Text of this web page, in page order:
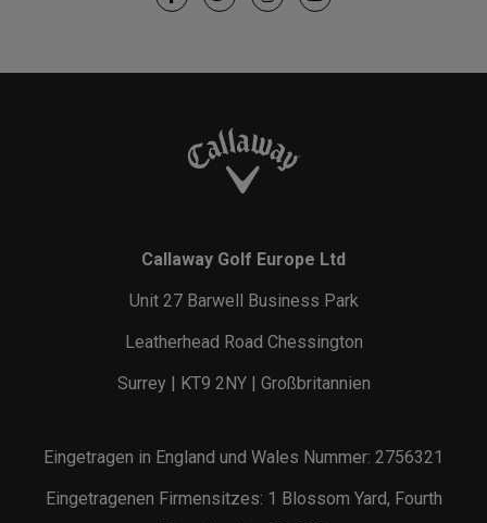
Callaway Golf Europe Ltd
Unit 27 Barwell Business Park
Leatherhead Road Chessington
Surrey | KT9 2NY | Großbritannien
Eingetragen in England und Wales Nummer: 2756321
Eingetragenen Firmensitzes: 1 Blossom Yard, Fourth